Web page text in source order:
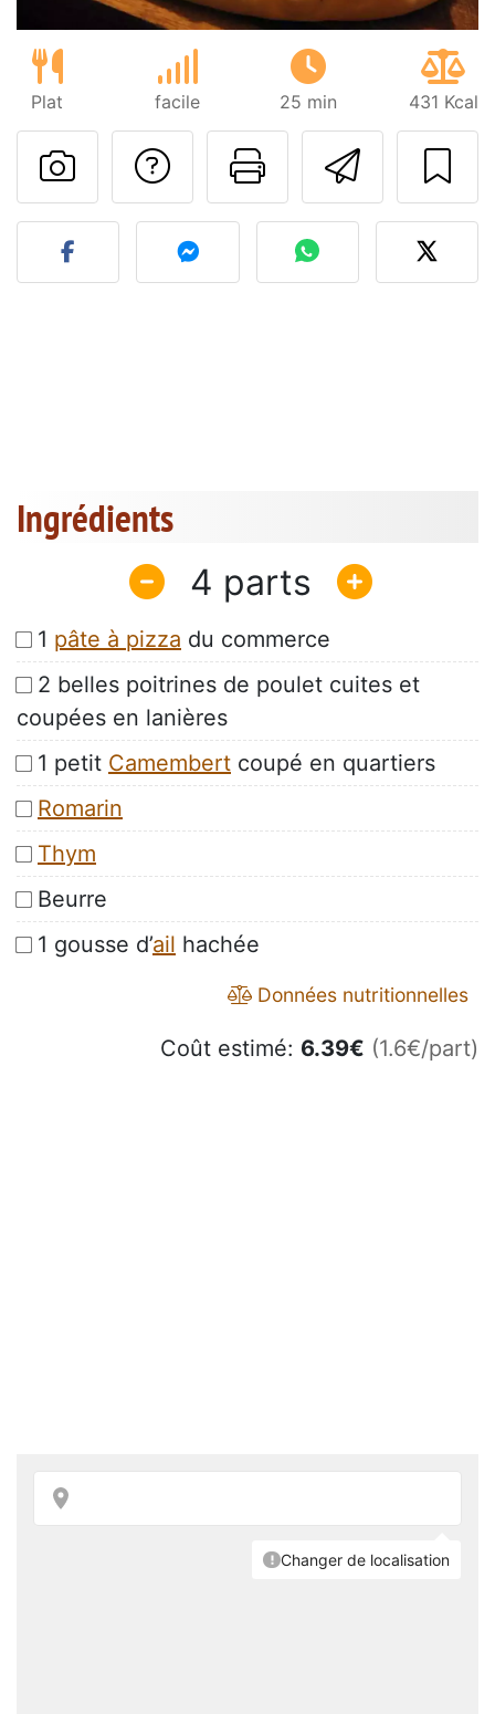
Plat facile 25 min 431 Kcal
Imprimer
Poser une
Publier votre photo de
Ingrédients
4
1 pâte à pizza du commerce
2 belles poitrines de poulet cuites et
coupées en lanières
1 petit Camembert coupé en quartiers
Romarin
Thym
Beurre
1 gousse d’ail hachée
Données nutritionnelles
Coût estimé: 6.39€ (1.6€/part)